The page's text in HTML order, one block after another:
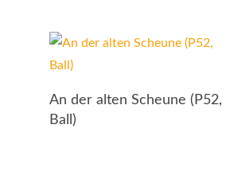
An der alten Scheune (P52,
Ball)